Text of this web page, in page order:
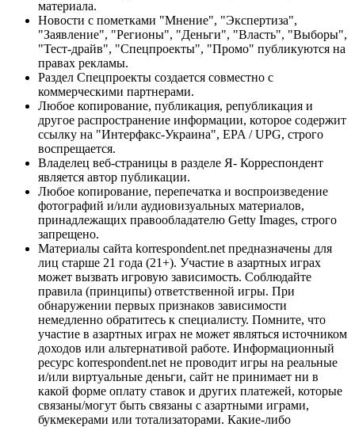
материала.
Новости с пометками "Мнение", "Экспертиза",
"Заявление", "Регионы", "Деньги", "Власть", "Выборы",
"Тест-драйв", "Спецпроекты", "Промо" публикуются на
правах рекламы.
Раздел Спецпроекты создается совместно с
коммерческими партнерами.
Любое копирование, публикация, републикация и
другое распространение информации, которое содержит
ссылку на "Интерфакс-Украина", EPA / UPG, строго
воспрещается.
Владелец веб-страницы в разделе Я- Корреспондент
является автор публикации.
Любое копирование, перепечатка и воспроизведение
фотографий и/или аудиовизуальных материалов,
принадлежащих правообладателю Getty Images, строго
запрещено.
Материалы сайта korrespondent.net предназначены для
лиц старше 21 года (21+). Участие в азартных играх
может вызвать игровую зависимость. Соблюдайте
правила (принципы) ответственной игры. При
обнаружении первых признаков зависимости
немедленно обратитесь к специалисту. Помните, что
участие в азартных играх не может являться источником
доходов или альтернативой работе. Информационный
ресурс korrespondent.net не проводит игры на реальные
и/или виртуальные деньги, сайт не принимает ни в
какой форме оплату ставок и других платежей, которые
связаны/могут быть связаны с азартными играми,
букмекерами или тотализаторами. Какие-либо